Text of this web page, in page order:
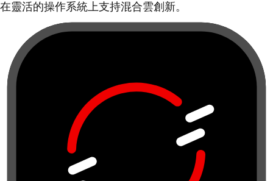
在靈活的操作系統上支持混合雲創新。